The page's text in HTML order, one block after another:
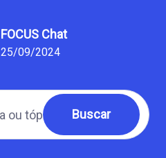
FOCUS Chat
25/09/2024